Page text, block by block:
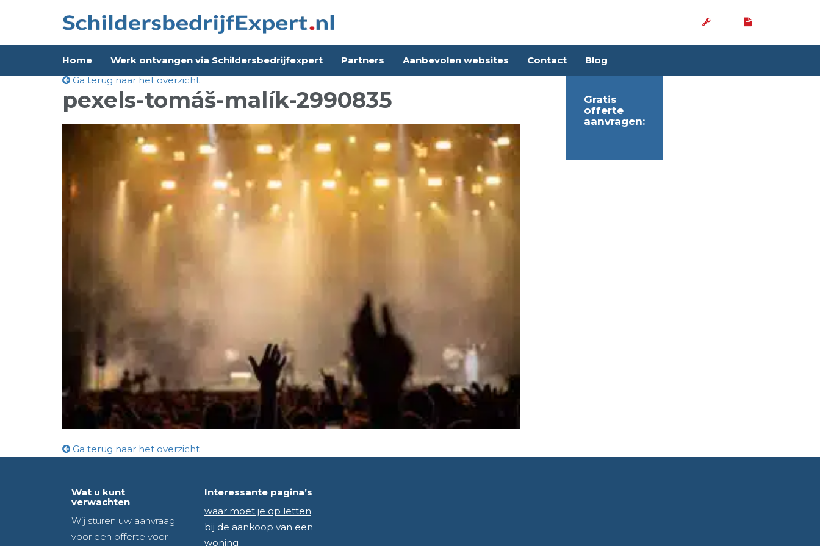
Home Werk ontvangen via Schildersbedrijfexpert Partners Aanbevolen websites Contact
Blog
Ga terug naar het overzicht
pexels-tomáš-malík-2990835
Ga terug naar het overzicht
Gratis
offerte
aanvragen:
Wat u kunt
verwachten
Wij sturen uw aanvraag
voor een offerte voor
Interessante pagina’s
waar moet je op letten
bij de aankoop van een
woning